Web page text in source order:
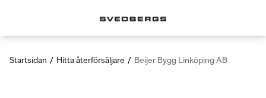
Startsidan / Hitta återförsäljare / Beijer Bygg Linköping AB